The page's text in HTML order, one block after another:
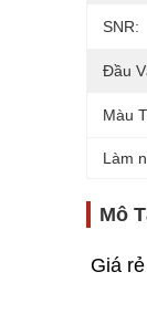
SNR:
Đầu
Màu
Làm
Mô
Giá